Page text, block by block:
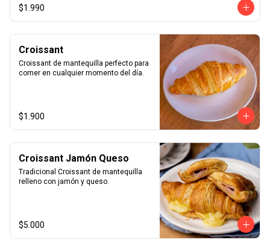
$1.990
Croissant
Croissant de mantequilla perfecto para
comer en cualquier momento del día.
$1.900
Croissant Jamón Queso
Tradicional Croissant de mantequilla
relleno con jamón y queso.
$5.000